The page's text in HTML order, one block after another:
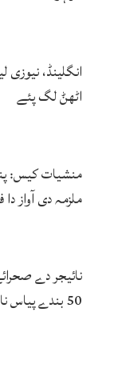
انگلینڈ،
اٹھݨ لگ پئے
منشیات کیس:
ملزمہ دی آواز
نائیجر دے
50 بندے پیاس نال جاں بحق